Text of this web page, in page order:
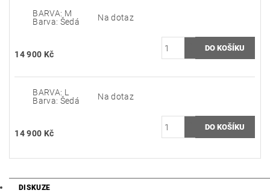
BARVA: M
Barva: Šedá
Na dotaz
14 900 Kč
BARVA: L
Barva: Šedá
Na dotaz
14 900 Kč
DISKUZE